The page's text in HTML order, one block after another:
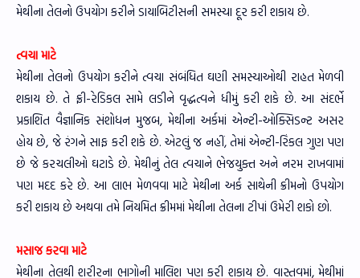
મેથીના તેલનો ઉપયોગ કરીને ડાયાબિટીસની સમસ્યા દૂર કરી શકાય છે.
ત્વચા માટે
મેથીના તેલનો ઉપયોગ કરીને ત્વચા સંબંધિત ઘણી સમસ્યાઓથી રાહત મેળવી
શકાય છે. તે ફ્રી-રેડિકલ સામે લડીને વૃદ્ધત્વને ધીમું કરી શકે છે. આ સંદર્ભે
પ્રકાશિત વૈજ્ઞાનિક સંશોધન મુજબ, મેથીના અર્કમાં એન્ટી-ઓક્સિડન્ટ અસર
હોય છે, જે રંગને સાફ કરી શકે છે. એટલું જ નહીં, તેમાં એન્ટી-રિંકલ ગુણ પણ
છે જે કરચલીઓ ઘટાડે છે. મેથીનું તેલ ત્વચાને ભેજયુક્ત અને નરમ રાખવામાં
પણ મદદ કરે છે. આ લાભ મેળવવા માટે મેથીના અર્ક સાથેની ક્રીમનો ઉપયોગ
કરી શકાય છે અથવા તમે નિયમિત ક્રીમમાં મેથીના તેલના ટીપાં ઉમેરી શકો છો.
મસાજ કરવા માટે
મેથીના તેલથી શરીરના ભાગોની માલિશ પણ કરી શકાય છે. વાસ્તવમાં, મેથીમાં